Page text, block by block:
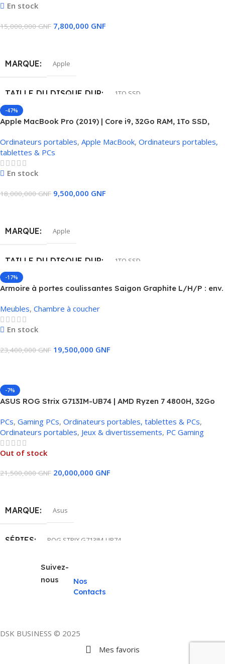
TAILLE DE L'ÉCRAN
En stock
15,000,000GNF 7,800,000 GNF
MARQUE Apple
TAILLE DU DISQUE DUR 1TO SSD
MÉMOIRE RAM INSTALLÉE 32 GB
MODÈLE DU CPU
TAILLE DE L'ÉCRAN
-47%
Apple MacBook Pro (2019) | Core i9, 32Go RAM, 1To SSD,
Ordinateurs portables, Apple MacBook, Ordinateurs portables,
tablettes & PCs
En stock
18,000,000GNF 9,500,000 GNF
MARQUE Apple
TAILLE DU DISQUE DUR 1TO SSD
MÉMOIRE RAM INSTALLÉE 32 GB
MODÈLE DU CPU
CARTE GRAPHIQUE AMD Radeon Pro 5500M (8 Go GDDR6)
-17%
Armoire à portes coulissantes Saigon Graphite L/H/P : env.
Meubles, Chambre à coucher
En stock
23,400,000GNF 19,500,000 GNF
-7%
ASUS ROG Strix G713IM-UB74 | AMD Ryzen 7 4800H, 32Go
PCs, Gaming PCs, Ordinateurs portables, tablettes & PCs,
Ordinateurs portables, Jeux & divertissements, PС Gaming
Out of stock
21,500,000GNF 20,000,000 GNF
MARQUE Asus
SÉRIES ROG STRIX G713IM-UB74
MODÈLE DU CPU
MÉMOIRE RAM INSTALLÉE
Suivez-
nous
Nos
Contacts
DSK BUSINESS © 2025
Mes favoris